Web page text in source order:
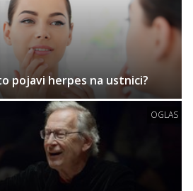
pojavi herpes na ustnici?
OGLAS